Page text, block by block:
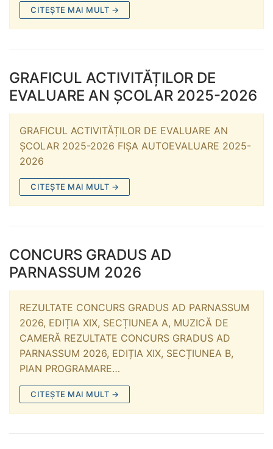
CITEȘTE MAI MULT →
GRAFICUL ACTIVITĂȚILOR DE
EVALUARE AN ȘCOLAR 2025-2026
GRAFICUL ACTIVITĂȚILOR DE EVALUARE AN
ȘCOLAR 2025-2026 FIȘA AUTOEVALUARE 2025-
2026
CITEȘTE MAI MULT →
CONCURS GRADUS AD
PARNASSUM 2026
REZULTATE CONCURS GRADUS AD PARNASSUM
2026, EDIȚIA XIX, SECȚIUNEA A, MUZICĂ DE
CAMERĂ REZULTATE CONCURS GRADUS AD
PARNASSUM 2026, EDIȚIA XIX, SECȚIUNEA B,
PIAN PROGRAMARE…
CITEȘTE MAI MULT →